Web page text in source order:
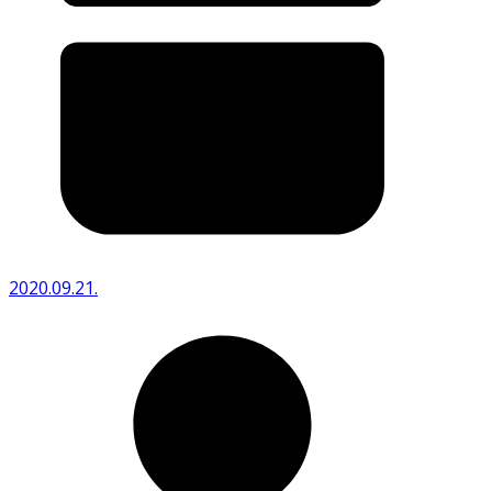
2020.09.21.